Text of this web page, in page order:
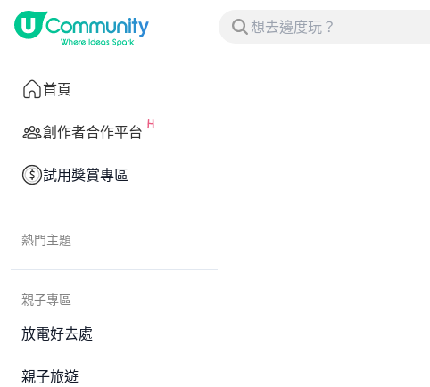
首頁
創作者合作平台
試用獎賞專區
熱門主題
親子專區
放電好去處
親子旅遊